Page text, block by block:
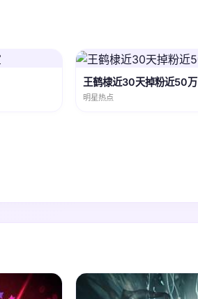
王鹤棣近30天掉粉近50万
明星热点